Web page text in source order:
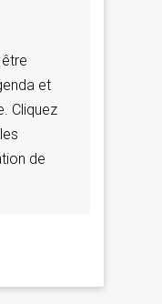
et
Cliquez
de